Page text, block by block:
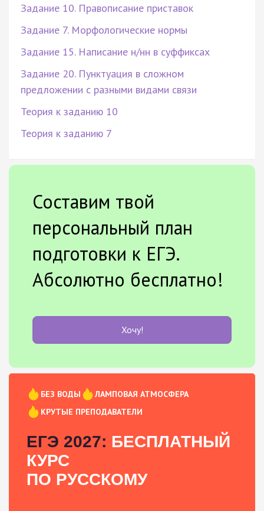
Задание 10. Правописание приставок
Задание 7. Морфологические нормы
Задание 15. Написание н/нн в суффиксах
Задание 20. Пунктуация в сложном
предложении с разными видами связи
Теория к заданию 10
Теория к заданию 7
Составим твой
персональный план
подготовки к ЕГЭ.
Абсолютно бесплатно!
Хочу!
БЕЗ ВОДЫ
ЛАМПОВАЯ АТМОСФЕРА
КРУТЫЕ ПРЕПОДАВАТЕЛИ
ЕГЭ 2027: БЕСПЛАТНЫЙ
КУРС
ПО РУССКОМУ